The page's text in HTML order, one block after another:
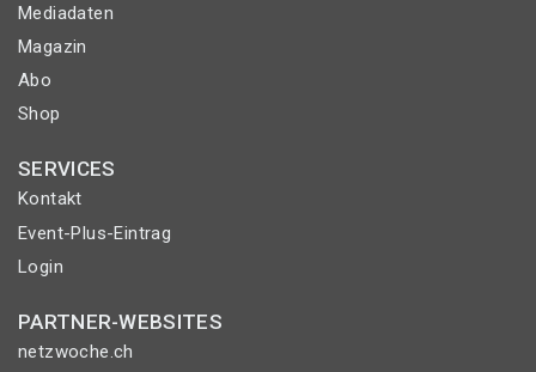
Mediadaten
Magazin
Abo
Shop
SERVICES
Kontakt
Event-Plus-Eintrag
Login
PARTNER-WEBSITES
netzwoche.ch